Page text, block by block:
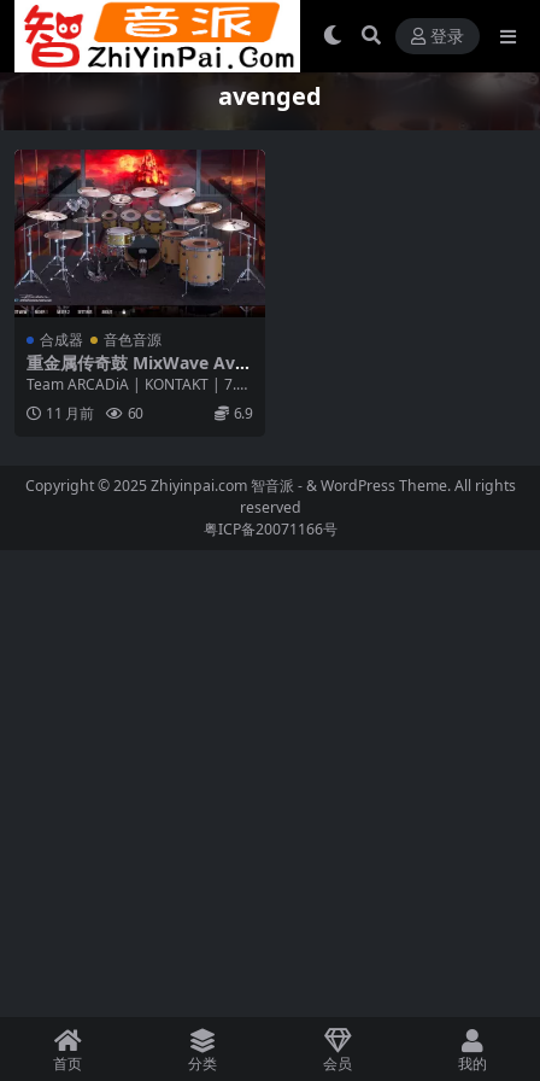
登录
avenged
合成器 音色音源
重金属传奇鼓 MixWave Ave
nged Sevenfold Brooks Wa
ckerman KONTAKT
Team ARCADiA | KONTAKT | 7.25
GB 重金属传奇乐队...
11 月前 60 6.9
Copyright © 2025 Zhiyinpai.com智音派 - & WordPress Theme. All rights
reserved
粤ICP备20071166号
首页 分类 会员 我的